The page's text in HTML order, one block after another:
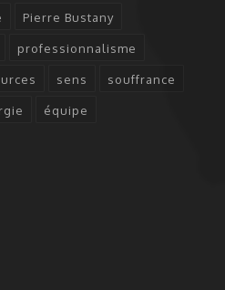
Pierre Bustany
professionnalisme
sens souffrance
équipe